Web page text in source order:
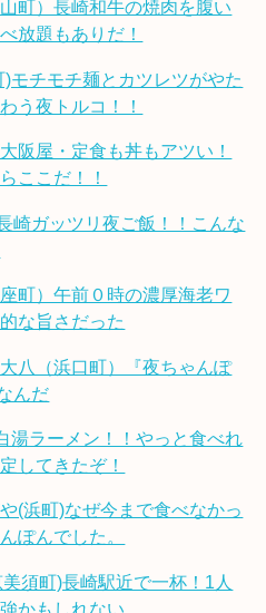
町）長崎和牛の焼肉を腹い
放題もありだ！
モチモチ麺とカツレツがやた
う夜トルコ！！
阪屋・定食も丼もアツい！
ここだ！！
崎ガッツリ夜ご飯！！こんな
町）午前０時の濃厚海老ワ
な旨さだった
八（浜口町）『夜ちゃんぽ
んだ
湯ラーメン！！やっと食べれ
してきたぞ！
(浜町)なぜ今まで食べなかっ
ぽんでした。
須町)長崎駅近で一杯！1人
かもしれない…